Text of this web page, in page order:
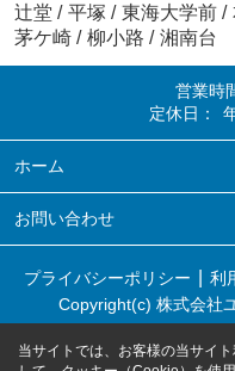
辻堂 / 平塚 / 東海大学前 /
茅ケ崎 / 柳小路 / 湘南台
営業時
定休日：
ホーム
お問い合わせ
プライバシーポリシー 利
Copyright(c) 株式会社
当サイトでは、お客様の当サイ